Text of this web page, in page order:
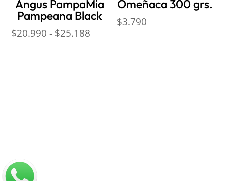
Angus PampaMia
Pampeana Black
$20.990 - $25.188
Omeñaca 300 grs.
$3.790
Sobre despachos